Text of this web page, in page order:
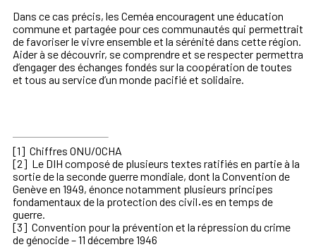
Dans ce cas précis, les Ceméa encouragent une éducation
commune et partagée pour ces communautés qui permettrait
de favoriser le vivre ensemble et la sérénité dans cette région.
Aider à se découvrir, se comprendre et se respecter permettra
d’engager des échanges fondés sur la coopération de toutes
et tous au service d’un monde pacifié et solidaire.
[1] Chiffres ONU/OCHA
[2] Le DIH composé de plusieurs textes ratifiés en partie à la
sortie de la seconde guerre mondiale, dont la Convention de
Genève en 1949, énonce notamment plusieurs principes
fondamentaux de la protection des civil·es en temps de
guerre.
[3] Convention pour la prévention et la répression du crime
de génocide – 11 décembre 1946